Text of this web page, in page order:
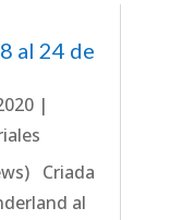
al 24 de
|
Criada
al